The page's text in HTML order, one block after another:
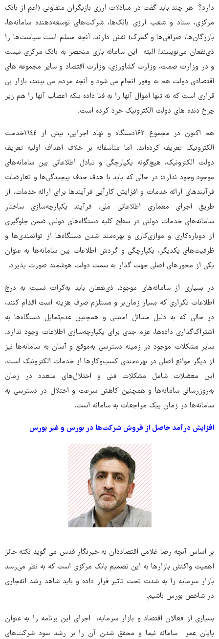
دارد؟ هر چند باید گفت در مبادلات ارزی بازیگران متفاوتی (اعم از بانک
مرکزی، ستاد و شعب ارزی بانک‌ها، شرکت‌های توسعه‌دهنده سامانه‌ها،
بازرگان‌ها، صرافی‌ها و گمرک) نقش دارند. آنچه مسلم است سیاست‌ها را
ذی‌نفعان می‌نویسند! البته این سامانه بازی منحصر به بانک مرکزی نیست
و در وزارت صمت، وزارت کشاورزی، وزارت اقتصاد و سایر مجموعه های
اقتصادی دولت هم به وفور انجام می شود و آنچه مردم می بینند، بازار بی
قراری است که نه تنها اموال آنها را به فنا داده بلکه اعصاب آنها را هم زیر
چرخ دنده های دولت الکترونیک خرد کرده است.
هم اکنون در مجموع ۱۶۲دستگاه و نهاد اجرایی، بیش‌ از ١٦٤٤خدمت‌
الکترونیک‌ تعریف‌ کرده‌اند. اما متاسفانه بر خلاف اهداف اولیه‌ تعریف‌
دولت‌ الکترونیک، هیچ‌گونه‌ یکپارچگی‌ و تبادل اطلاعاتی‌ بین‌ سامانه‌های
موجود وجود ندارد؛ در حالی‌ که‌ باید با هدف حذف پیچیدگی‌ها و تعارضات
فرآیندهای ارائه‌ خدمات و افزایش‌ کارآیی‌ فرآیندها برای ارائه‌ خدمات، از
طریق‌ اجرای معماری اطلاعاتی‌ ملی، فرآیند یکپارچه‌سازی ساختار
سامانه‌های خدمات دولتی‌ در سطح‌ کلیه‌ دستگاه‌های دولتی‌ ضمن‌ جلوگیری
از دوباره‌کاری و موازی‌کاری و بهره‌مند شدن دستگاه‌ها از توانمندی‌ها و
ظرفیت‌های یکدیگر، یکپارچگی‌ و گردش اطلاعات بین‌ سامانه‌ها به‌ عنوان
یکی‌ از محورهای اصلی‌ جهت ‌گذار به‌ سمت‌ دولت‌ هوشمند صورت پذیرد.
در بسیاری از سامانه‌های موجود، ذی‌نفعان باید به‌کرات نسبت‌ به‌ درج
اطلاعات تکراری که‌ بسیار زمان‌بر و مستلزم صرف هزینه‌ است‌ اقدام کنند،
در حالی‌ که‌ به‌ دلیل‌ مسائل‌ امنیتی‌ و همچنین‌ عدم‌تمایل‌ دستگاه‌ها به‌
اشتراک‌گذاری داده‌ها، عزم جدی برای یکپارچه‌سازی اطلاعات وجود ندارد.
سایر مشکلات موجود در زمینه‌ دسترسی‌ به‌موقع‌ و آسان به‌ سامانه‌ها نیز
از دیگر موانع‌ اصلی‌ در بهره‌مندی کسب‌وکارها از خدمات الکترونیک‌ است.
این‌ معضلات شامل‌ مشکلات فنی‌ و اختلال‌های متعدد در زمان
به‌روزرسانی‌ سامانه‌ها و همچنین‌ کاهش‌ سرعت‌ و اختلال در دسترسی‌ به‌
سامانه‌ها در زمان پیک‌ مراجعات به‌ سامانه‌ است.
افزایش درآمد حاصل از فروش شرکت‌ها در بورس و غیر بورس
بر اساس آنچه رضا غلامی اقتصاددان به خبرنگار قدس می گوید نکته حائز
اهمیت واکنش بازارها به این تصمیم بانک مرکزی است که به نظر می‌رسد
بازار سرمایه را به شدت تحت تاثیر قرار داده و باید شاهد رشد انفجاری
در شاخص بورس باشیم.
بسیاری از فعالان اقتصاد و بازار سرمایه، اجرای این برنامه را به عنوان
پایان عمر سامانه نیما و محقق شدن آن را بر رشد سود شرکت‌های